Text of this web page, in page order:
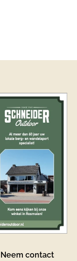
contact